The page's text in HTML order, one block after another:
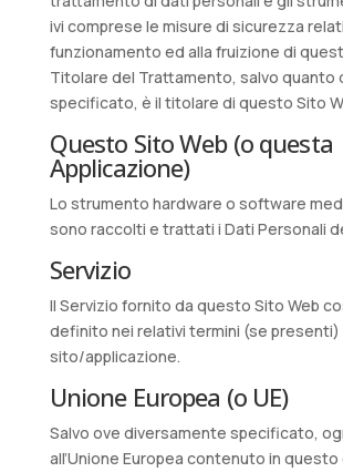
ivi comprese le misure di sicurezza
funzionamento ed alla fruizione di
Titolare del Trattamento, salvo quanto
specificato, è il titolare di questo Sito
Questo Sito Web (o questa
Applicazione)
Lo strumento hardware o software
sono raccolti e trattati i Dati Personali
Servizio
Il Servizio fornito da questo Sito Web
definito nei relativi termini (se
sito/applicazione.
Unione Europea (o UE)
Salvo ove diversamente specificato,
all’Unione Europea contenuto in